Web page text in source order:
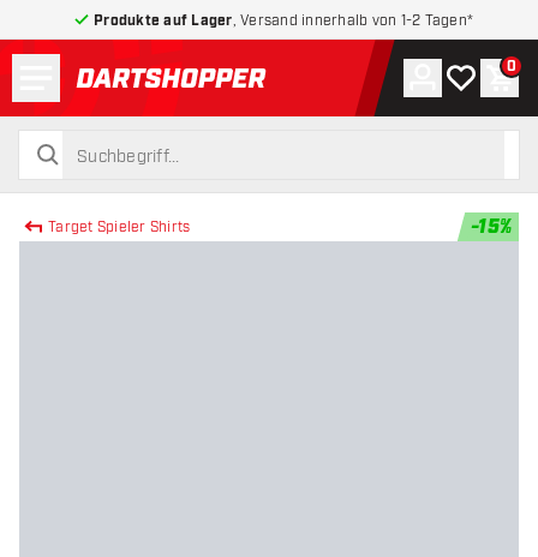
Produkte auf Lager , Versand innerhalb von 1-2 Tagen*
zurück zur Startseite
suchen
suchen
Konto
Meine 0
Target Spieler Shirts -15%